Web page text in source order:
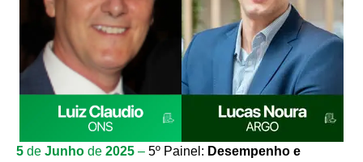
5 de Junho de 2025 – 5º Painel: Desempenho e